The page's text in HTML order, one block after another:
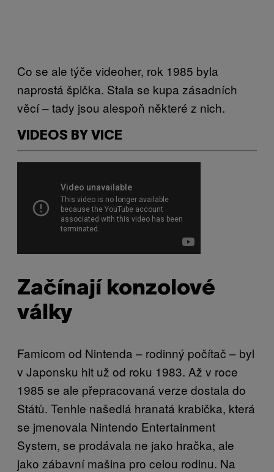
Co se ale týče videoher, rok 1985 byla
naprostá špička. Stala se kupa zásadních
věcí – tady jsou alespoň některé z nich.
VIDEOS BY VICE
Začínají konzolové
války
Famicom od Nintenda – rodinný počítač – byl
v Japonsku hit už od roku 1983. Až v roce
1985 se ale přepracovaná verze dostala do
Států. Tenhle našedlá hranatá krabička, která
se jmenovala Nintendo Entertainment
System, se prodávala ne jako hračka, ale
jako zábavní mašina pro celou rodinu. Na